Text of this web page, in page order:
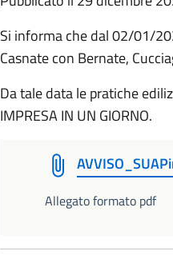
Si informa che dal 02/01/
Casnate con Bernate,
Da tale data le pratiche
IMPRESA IN UN GIORNO.
Allegato formato pdf